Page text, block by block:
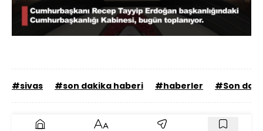
Sesi
Aç
Yüklendi:
98.84%
Oynatma
Hızı
#sivas #son dakika haberi #haberler #Son